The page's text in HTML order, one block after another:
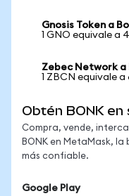
Gnosis Token a
1 GNO equivale a
Zebec Network a
1 ZBCN equivale
Obtén BONK en
Compra, vende,
BONK en MetaMask,
más confiable.
Google Play